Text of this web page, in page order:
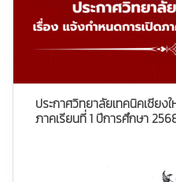
ประกาศวิทยาลัยเทคนิคเชียง
ภาคเรียนที่ 1 ปีการศึกษา